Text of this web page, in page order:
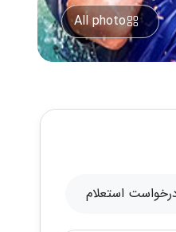
All photo
استعلام